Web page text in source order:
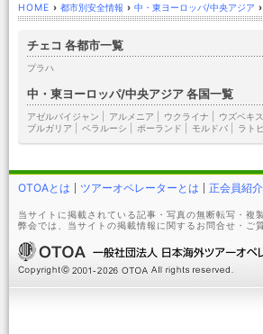
HOME › 都市別安全情報 › 中・東ヨーロッパ/中央アジア ›
チェコ 各都市一覧
プラハ
中・東ヨーロッパ/中央アジア 各国一覧
アゼルバイジャン アルメニア ウクライナ ウズベキ
ブルガリア
ベラルーシ ポーランド モルドバ ラト
OTOAとは ツアーオペレーターとは 正会員紹介
当サイトに掲載されている記事・写真の無断転写・
弊会では、当サイトの掲載情報に関するお問合せ・